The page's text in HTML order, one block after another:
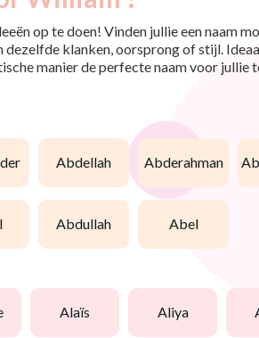
op te doen! Vinden jullie een naam
dezelfde klanken, oorsprong of stijl.
manier de perfecte naam voor jullie
abdellah abderahman
abdullah abel
alaïs aliya